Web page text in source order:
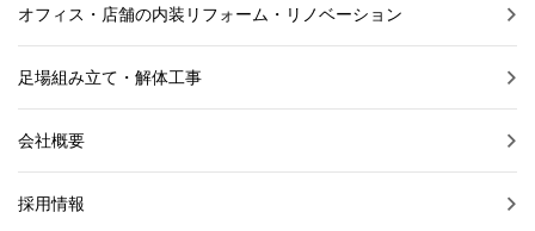
オフィス・店舗の内装リフォーム・リノベーション
足場組み立て・解体工事
会社概要
採用情報